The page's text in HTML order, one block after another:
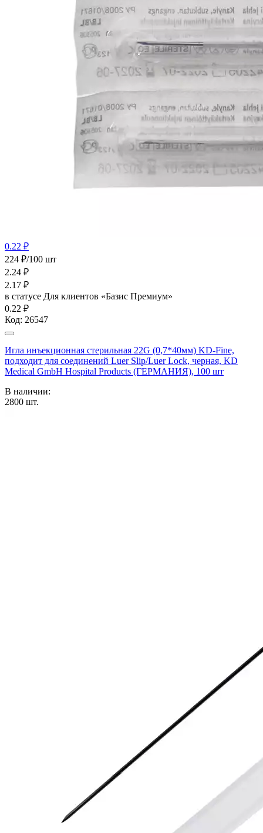
0.22 ₽
224 ₽/100 шт
2.24 ₽
2.17 ₽
в статусе Для клиентов «Базис Премиум»
0.22 ₽
Код: 26547
Игла инъекционная стерильная 22G (0,7*40мм) KD-Fine,
подходит для соединений Luer Slip/Luer Lock, черная, KD
Medical GmbH Hospital Products (ГЕРМАНИЯ), 100 шт
В наличии:
2800 шт.